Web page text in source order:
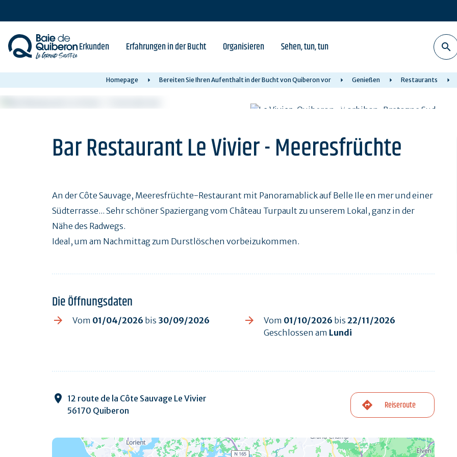
content
Erkunden Erfahrungen in der Bucht Organisieren Sehen, tun, tun
Homepage Bereiten Sie Ihren Aufenthalt in der Bucht von Quiberon vor Genießen Restaurants
Bar Restaurant Le Vivier - Meeresfrüchte
An der Côte Sauvage, Meeresfrüchte-Restaurant mit Panoramablick auf Belle Ile en mer und einer
Südterrasse... Sehr schöner Spaziergang vom Château Turpault zu unserem Lokal, ganz in der
Nähe des Radwegs.
Ideal, um am Nachmittag zum Durstlöschen vorbeizukommen.
Die Öffnungsdaten
Vom 01/04/2026 bis 30/09/2026 Vom 01/10/2026 bis 22/11/2026
Geschlossen am Lundi
12 route de la Côte Sauvage Le Vivier
56170 Quiberon
Reiseroute